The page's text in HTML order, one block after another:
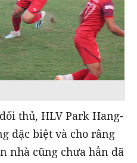
thủ, HLV Park Hang-
đặc biệt và cho rằng
nhà cũng chưa hẳn đã